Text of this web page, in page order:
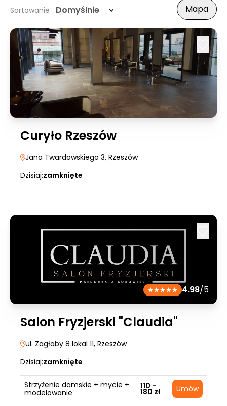
Sortowanie Domyślnie Mapa
Curyło Rzeszów
Jana Twardowskiego 3, Rzeszów
Dzisiaj:zamknięte
4.98/5
Salon Fryzjerski "Claudia"
ul. Zagłoby 8 lokal 11, Rzeszów
Dzisiaj:zamknięte
Strzyżenie damskie + mycie +
modelowanie
110 -
180 zł Umów